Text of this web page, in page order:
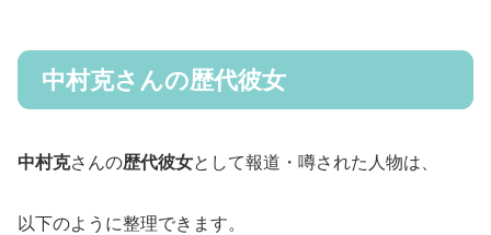
中村克さんの歴代彼女
中村克さんの歴代彼女として報道・噂された人物は、
以下のように整理できます。